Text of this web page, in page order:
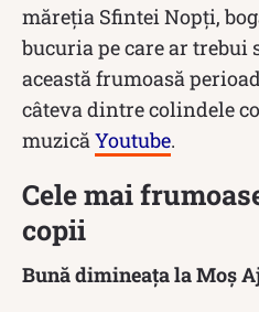
măreția Sfintei Nopți,
bucuria pe care ar trebui
această frumoasă
câteva dintre colindele
muzică Youtube.
Cele mai
copii
Bună dimineața la Moș